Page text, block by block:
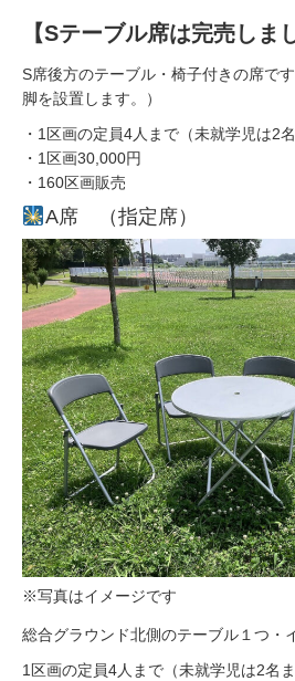
【Sテーブル席は完売しま
S席後方のテーブル・椅子付きの席で
脚を設置します。）
・1区画の定員4人まで（未就学児は2名
・1区画30,000円
・160区画販売
A席 （指定席）
※写真はイメージです
総合グラウンド北側のテーブル１つ・
1区画の定員4人まで（未就学児は2名ま